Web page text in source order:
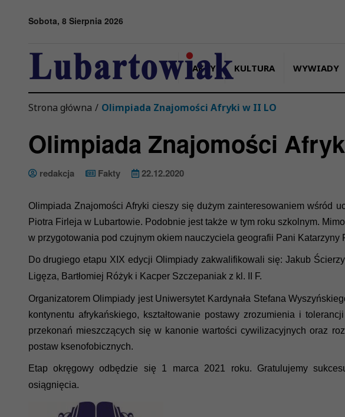
Sobota, 8 Sierpnia 2026
FAKTY KULTURA WYWIADY
Strona główna / Olimpiada Znajomości Afryki w II LO
Olimpiada Znajomości
redakcja Fakty 22.12.2020
Olimpiada Znajomości Afryki cieszy się dużym zainteresowaniem wśród
Piotra Firleja w Lubartowie. Podobnie jest także w tym roku szkolnym.
w przygotowania pod czujnym okiem nauczyciela geografii Pani Katarzyny
Dodrugiego etapu XIX edycji Olimpiady zakwalifikowali się: Jakub
Ligęza, Bartłomiej Różyk i Kacper Szczepaniak z kl. II F.
Organizatorem Olimpiady jest Uniwersytet Kardynała Stefana
kontynentu afrykańskiego, kształtowanie postawy zrozumienia i
przekonań mieszczących się w kanonie wartości cywilizacyjnych oraz
postaw ksenofobicznych.
Etap okręgowy odbędzie się 1 marca 2021 roku. Gratulujemy
osiągnięcia.